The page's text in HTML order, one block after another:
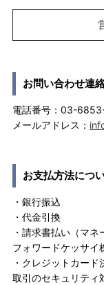
お問い合わせ連
電話番号：03-
メールアドレス：
お支払方法につ
・銀行振込
・代金引換
・請求書払い（マ
フォワードケッサイ
・クレジットカー
取引のセキュリティ